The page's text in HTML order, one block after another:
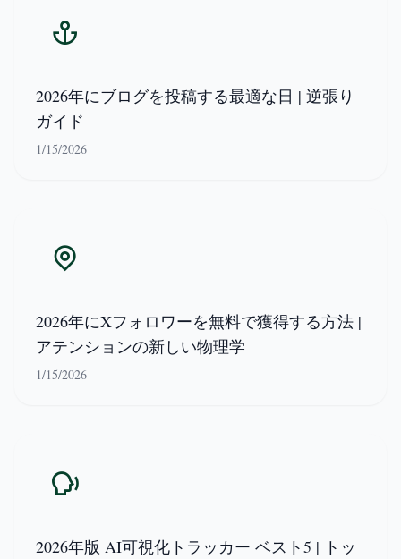
2026年にブログを投稿する最適な日 | 逆張り
ガイド
1/15/2026
2026年にXフォロワーを無料で獲得する方法 |
アテンションの新しい物理学
1/15/2026
2026年版 AI可視化トラッカー ベスト5 | トッ